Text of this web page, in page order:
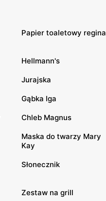
Papier toaletowy regina
Hellmann's
Jurajska
Gąbka Iga
Chleb Magnus
Maska do twarzy Mary
Kay
Słonecznik
Zestaw na grill